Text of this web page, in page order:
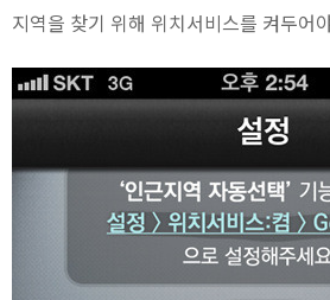
지역을 찾기 위해 위치서비스를 켜두어